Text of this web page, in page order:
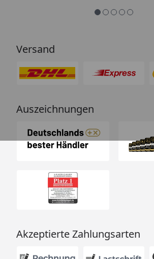
Versand
Auszeichnungen
Akzeptierte Zahlungsarten